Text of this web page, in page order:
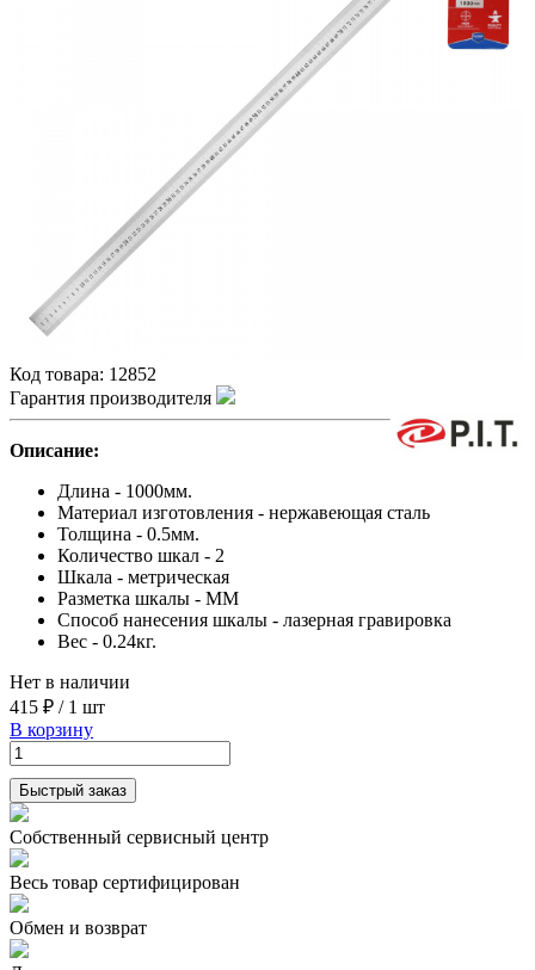
Код товара: 12852
Гарантия производителя
Описание:
Длина - 1000мм.
Материал изготовления - нержавеющая сталь
Толщина - 0.5мм.
Количество шкал - 2
Шкала - метрическая
Разметка шкалы - ММ
Способ нанесения шкалы - лазерная гравировка
Вес - 0.24кг.
Нет в наличии
415 ₽ / 1 шт
В корзину
Быстрый заказ
Собственный сервисный центр
Весь товар сертифицирован
Обмен и возврат